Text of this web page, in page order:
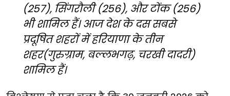
(257), सिंगरौली (256), और टोंक (256)
भी शामिल हैं। आज देश के दस सबसे
प्रदूषित शहरों में हरियाणा के तीन
शहर(गुरुग्राम, बल्लभगढ़, चरखी दादरी)
शामिल हैं।